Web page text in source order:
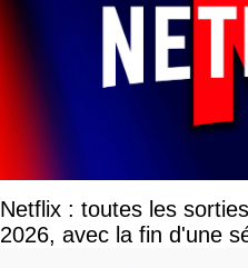
Netflix : toutes les
2026, avec la fin d'une